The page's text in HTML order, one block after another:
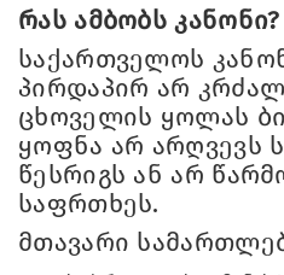
რას ამბობს კანონი?
საქართველოს
პირდაპირ არ
ცხოველის ყოლას
ყოფნა არ არღვევს
წესრიგს ან არ
საფრთხეს.
მთავარი